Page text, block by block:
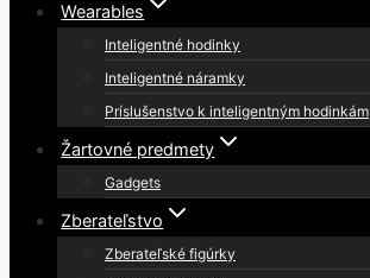
Wearables
Inteligentné hodinky
Inteligentné náramky
Príslušenstvo k inteligentným hodinkám
Žartovné predmety
Gadgets
Zberateľstvo
Zberateľské figúrky